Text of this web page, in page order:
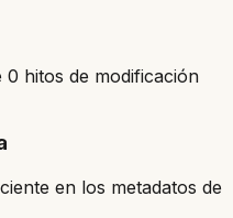
0 hitos de modificación
en los metadatos de